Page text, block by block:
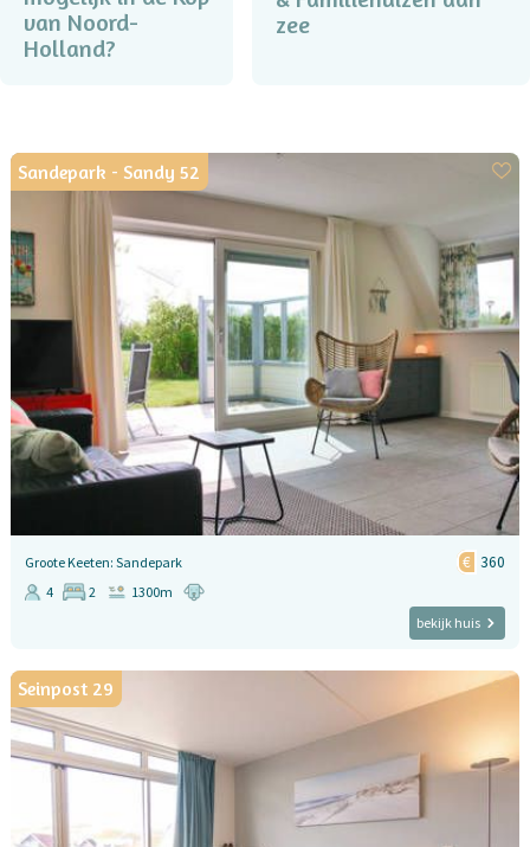
van Noord-
Holland?
zee
Sandepark - Sandy 52
Groote Keeten: Sandepark 360
4 2
1300m
bekijk huis
Seinpost 29